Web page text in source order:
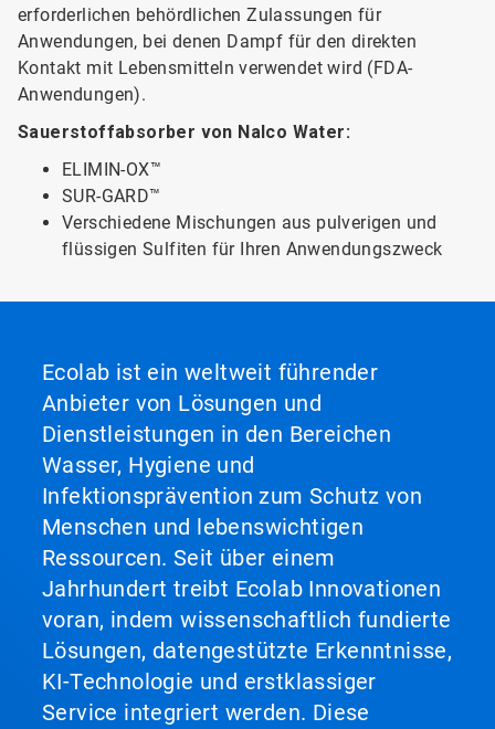
erforderlichen behördlichen Zulassungen für
Anwendungen, bei denen Dampf für den direkten
Kontakt mit Lebensmitteln verwendet wird (FDA-
Anwendungen).​​​​​​​
Sauerstoffabsorber von Nalco Water:
ELIMIN-OX™
SUR-GARD™
Verschiedene Mischungen aus pulverigen und
flüssigen Sulfiten für Ihren Anwendungszweck
Ecolab ist ein weltweit führender
Anbieter von Lösungen und
Dienstleistungen in den Bereichen
Wasser, Hygiene und
Infektionsprävention zum Schutz von
Menschen und lebenswichtigen
Ressourcen. Seit über einem
Jahrhundert treibt Ecolab Innovationen
voran, indem wissenschaftlich fundierte
Lösungen, datengestützte Erkenntnisse,
KI-Technologie und erstklassiger
Service integriert werden. Diese